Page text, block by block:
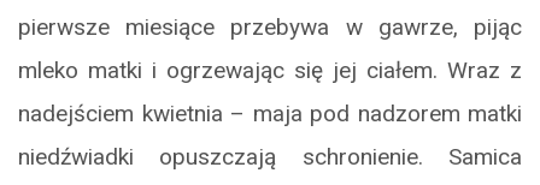
pierwsze miesiące przebywa w gawrze, pijąc
mleko matki i ogrzewając się jej ciałem. Wraz z
nadejściem kwietnia – maja pod nadzorem matki
niedźwiadki opuszczają schronienie. Samica